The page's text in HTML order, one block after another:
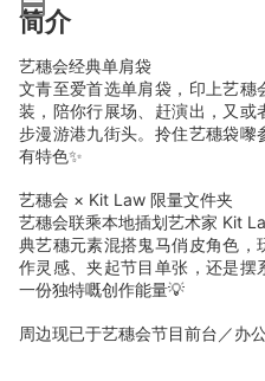
简介
艺穗会经典单肩袋
文青至爱首选单肩袋，印上艺穗
装，陪你行展场、赶演出，又或
步漫游港九街头。拎住艺穗袋嚟
有特色✨
艺穗会 × Kit Law 限量文件夹
艺穗会联乘本地插划艺术家 Kit
典艺穗元素混搭鬼马俏皮角色，
作灵感、夹起节目单张，还是摆
一份独特嘅创作能量💡
周边现已于艺穗会节目前台／办